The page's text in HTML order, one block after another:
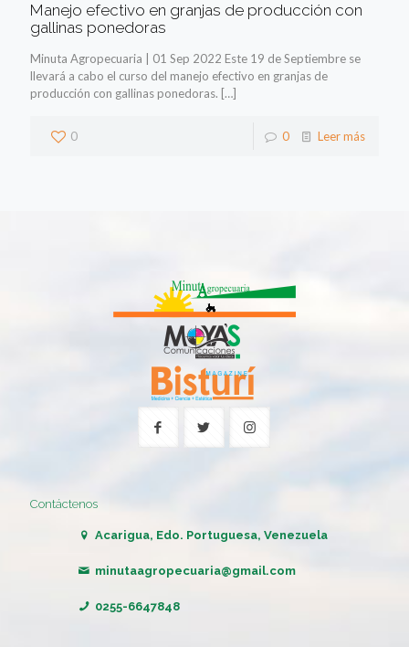
Manejo efectivo en granjas de producción con
gallinas ponedoras
Minuta Agropecuaria | 01 Sep 2022 Este 19 de Septiembre se
llevará a cabo el curso del manejo efectivo en granjas de
producción con gallinas ponedoras. […]
0 0 Leer más
Contáctenos
Acarigua, Edo. Portuguesa, Venezuela
minutaagropecuaria@gmail.com
0255-6647848